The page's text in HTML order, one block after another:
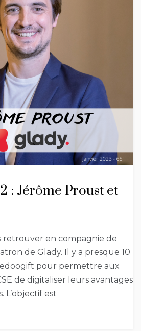
: Jérôme Proust et
retrouver en compagnie de
de Glady. Il y a presque 10
pour permettre aux
de digitaliser leurs avantages
L’objectif est